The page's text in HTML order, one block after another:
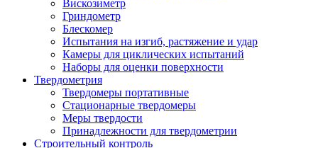
Вискозиметр
Гриндометр
Блескомер
Испытания на изгиб, растяжение и удар
Камеры для циклических испытаний
Наборы для оценки поверхности
Твердометрия
Твердомеры портативные
Стационарные твердомеры
Меры твердости
Принадлежности для твердометрии
Строительный контроль